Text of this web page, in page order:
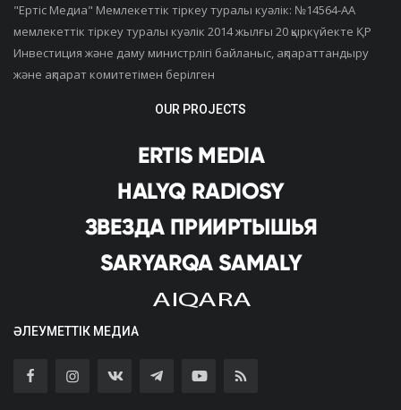
"Ертiс Медиа" Мемлекеттік тіркеу туралы куәлік: №14564-АА
мемлекеттік тіркеу туралы куәлік 2014 жылғы 20 қыркүйекте ҚР
Инвестиция және даму министрлігі байланыс, ақпараттандыру
және ақпарат комитетімен берілген
OUR PROJECTS
ӘЛЕУМЕТТІК МЕДИА